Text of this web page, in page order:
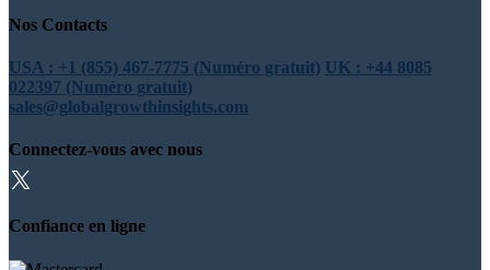
Nos Contacts
USA : +1 (855) 467-7775 (Numéro gratuit) UK : +44 8085
022397 (Numéro gratuit)
sales@globalgrowthinsights.com
Connectez-vous avec nous
Confiance en ligne